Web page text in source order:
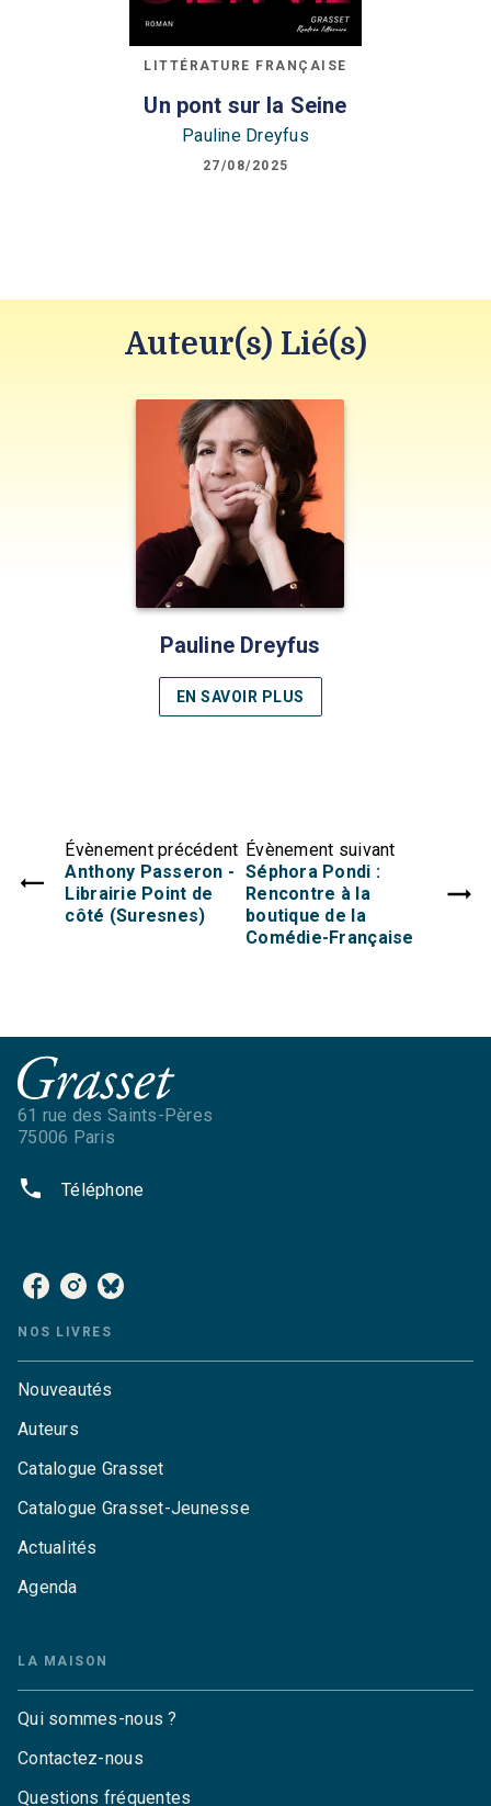
LITTÉRATURE FRANÇAISE
Un pont sur la Seine
Pauline Dreyfus
27/08/2025
Auteur(s) Lié(s)
Pauline Dreyfus
EN SAVOIR PLUS
Évènement précédent
Anthony Passeron -
Librairie Point de
côté (Suresnes)
Évènement suivant
Séphora Pondi :
Rencontre à la
boutique de la
Comédie-Française
61 rue des Saints-Pères
75006 Paris
phone Téléphone
NOS LIVRES
Nouveautés
Auteurs
Catalogue Grasset
Catalogue Grasset-Jeunesse
Actualités
Agenda
LA MAISON
Qui sommes-nous ?
Contactez-nous
Questions fréquentes